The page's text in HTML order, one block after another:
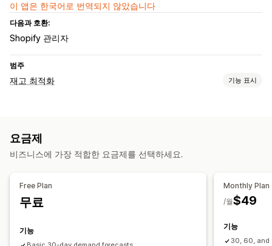
이 앱은 한국어로 번역되지 않았습니다
다음과 호환:
Shopify 관리자
범주
재고 최적화 기능 표시
알림 및 분석
요금제
비즈니스에 가장 적합한 요금제를 선택하세요.
Free Plan
무료
기능
Monthly Plan
$49
/월
기능
30, 60,